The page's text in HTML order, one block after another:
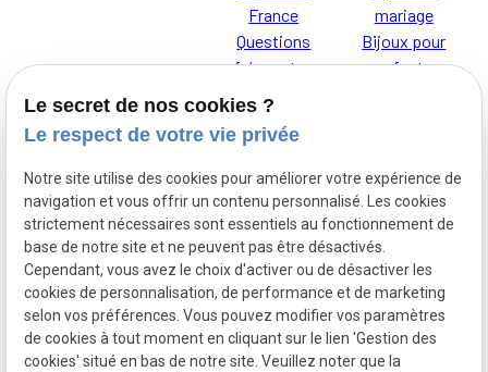
France
Questions
fréquentes
mariage
Bijoux pour
enfants
Je t'AdOR
L'Atelier d'Or,
découvrez nos
bijoux pour
enfants
Mentions
légales
Politique de
confidentialité
Le secret de nos cookies ?
Le respect de votre vie privée
Notre site utilise des cookies pour améliorer votre expérience de
navigation et vous offrir un contenu personnalisé. Les cookies
strictement nécessaires sont essentiels au fonctionnement de
base de notre site et ne peuvent pas être désactivés.
Cependant, vous avez le choix d'activer ou de désactiver les
cookies de personnalisation, de performance et de marketing
selon vos préférences. Vous pouvez modifier vos paramètres
de cookies à tout moment en cliquant sur le lien 'Gestion des
cookies' situé en bas de notre site. Veuillez noter que la